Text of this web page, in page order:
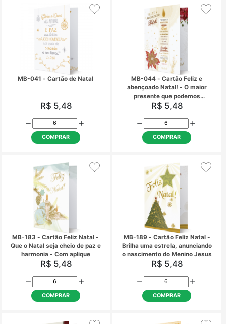
MB-027 - Cartão Feliz Natal!
COMPRAR
MB-028 - Cartão
R$ 5,48
COMPRAR
MB-041 - Cartão de Natal
R$ 5,48
MB-044 - Cartão
abençoado Natal! -
presente que
receber...
R$ 5,48